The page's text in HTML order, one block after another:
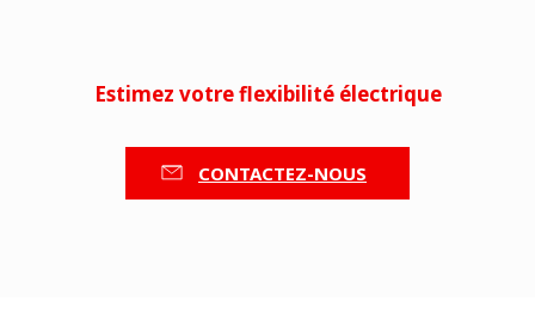
Estimez votre flexibilité électrique
CONTACTEZ-NOUS